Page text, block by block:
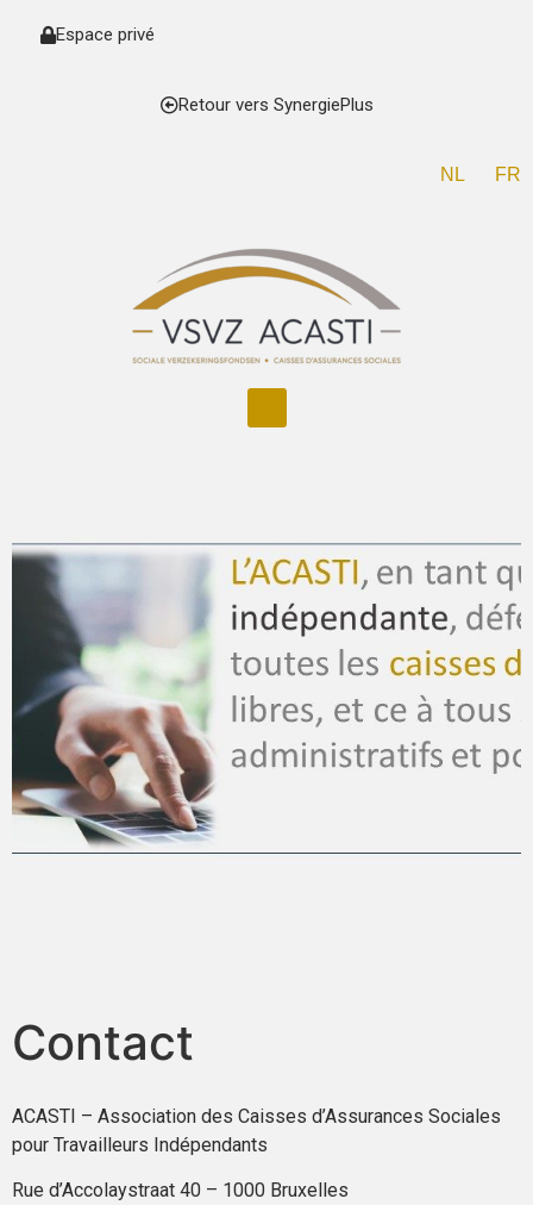
Espace privé
Retour vers SynergiePlus
NL FR
Contact
ACASTI – Association des Caisses d’Assurances Sociales
pour Travailleurs Indépendants
Rue d’Accolaystraat 40 – 1000 Bruxelles